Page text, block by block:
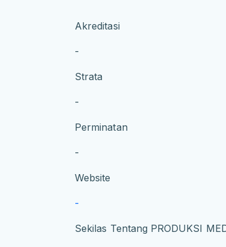
Akreditasi
-
Strata
-
Perminatan
-
Website
-
Sekilas Tentang PRODUKSI